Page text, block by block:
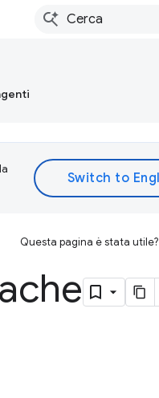
Questa pagina è stata utile?